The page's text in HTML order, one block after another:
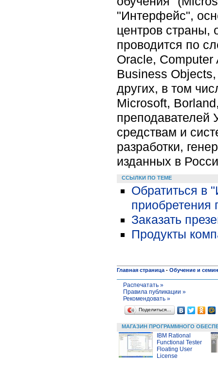
"Интерфейс",
центров
проводится по
Oracle,
Business
других, в том
Microsoft,
преподавателей
средствам и
разработки,
изданных в
ССЫЛКИ ПО ТЕМЕ
Обратиться в
приобретения
Заказать
Продукты
Главная страница - Обучение и
Распечатать »
Правила публикации »
Рекомендовать »
Поделиться…
МАГАЗИН ПРОГРАММНОГО
IBM Rational
Functional Tester
Floating User
License